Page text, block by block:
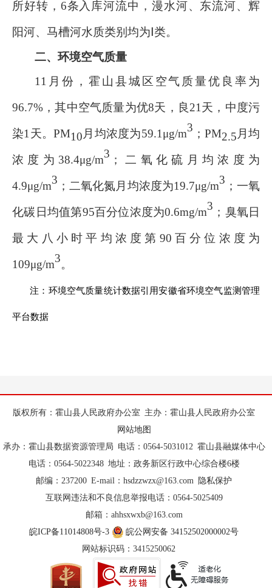
所好转 ， 6条入库河流中，漫水河、东流河、辉
阳河、马槽河水质类别 均为Ⅰ类。
二、环境空气质量
11 月份，霍山县城区空气质量优良率为
96.7% ，其中空气质量为优8天，良21 天 ， 中度污
染1 天。 PM10 月均浓度为59.1 μg/m3 ； PM2.5 月均
浓度为 38.4μg/m3 ；二氧化硫月均浓度为
4.9μg/m3 ；二氧化氮月均浓度为19.7μg/m3 ；一氧
化碳日均值第95百分位浓度为0.6mg/m3 ；臭氧日
最大八小时平均浓度第 90 百分位浓度为
109μg/m3。
注：环境空气质量统计数据引用安徽省环境空气监测管理
平台数据
版权所有：霍山县人民政府办公室 主办：霍山县人民政府办公室
网站地图
承办：霍山县数据资源管理局 电话：0564-5031012 霍山县融媒体中心
电话：0564-5022348 地址：政务新区行政中心综合楼6楼
邮编：237200 E-mail：hsdzzwzx@163.com
隐私保护
互联网违法和不良信息举报电话：0564-5025409
邮箱：ahhsxwxb@163.com
皖ICP备11014808号-3
皖公网安备 34152502000002号
网站标识码：3415250062